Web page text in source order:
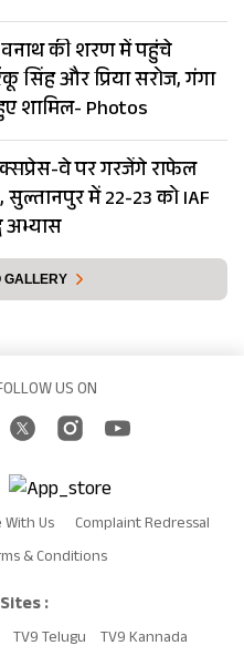
की शरण में पहुंचे
सिंह और प्रिया सरोज, गंगा
शामिल- Photos
वे पर गरजेंगे राफेल
में 22-23 को IAF
अभ्यास
GALLERY
US ON
Us
Complaint Redressal
& Conditions
:
TV9 Telugu TV9 Kannada